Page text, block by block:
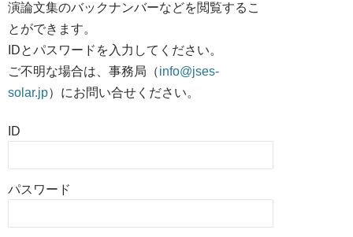
演論文集のバックナンバーなどを閲覧するこ
とができます。
IDとパスワードを入力してください。
ご不明な場合は、事務局（info@jses-
solar.jp）にお問い合せください。
ID
パスワード